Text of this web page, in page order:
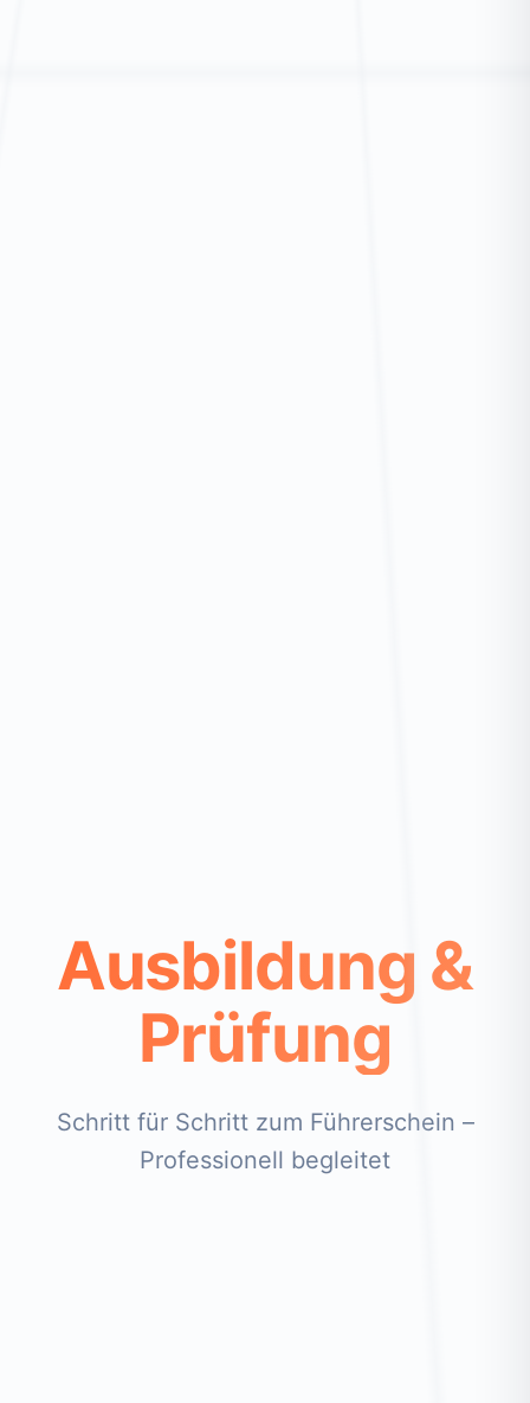
Ausbildung &
Prüfung
Schritt für Schritt zum Führerschein –
Professionell begleitet